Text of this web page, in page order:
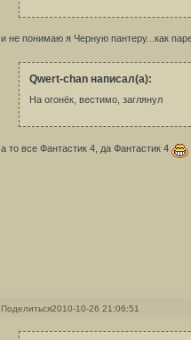
и не понимаю я Черную пантеру...как
Qwert-chan написал(а):
На огонёк, вестимо, заглянул
а то все Фантастик 4, да Фантастик 4
Поделиться2010-10-26 21:06:51